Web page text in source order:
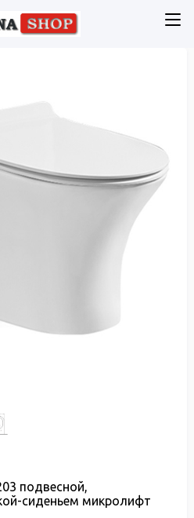
подвесной,
сиденьем микролифт